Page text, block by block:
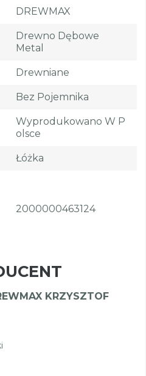
DREWMAX
Drewno Dębowe
Metal
Drewniane
Bez Pojemnika
Wyprodukowano W P
Olsce
Łóżka
2000000463124
KRZYSZTOF